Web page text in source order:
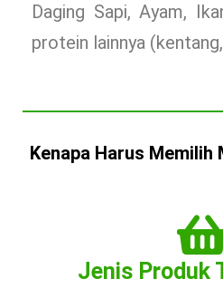
Daging Sapi, Ayam,
protein lainnya
Kenapa Harus
Jenis Produk